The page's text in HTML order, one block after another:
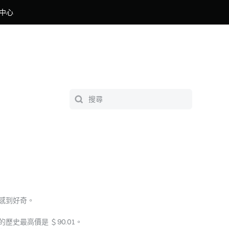
心
到好奇。
歷史最高價是 ＄90.01。